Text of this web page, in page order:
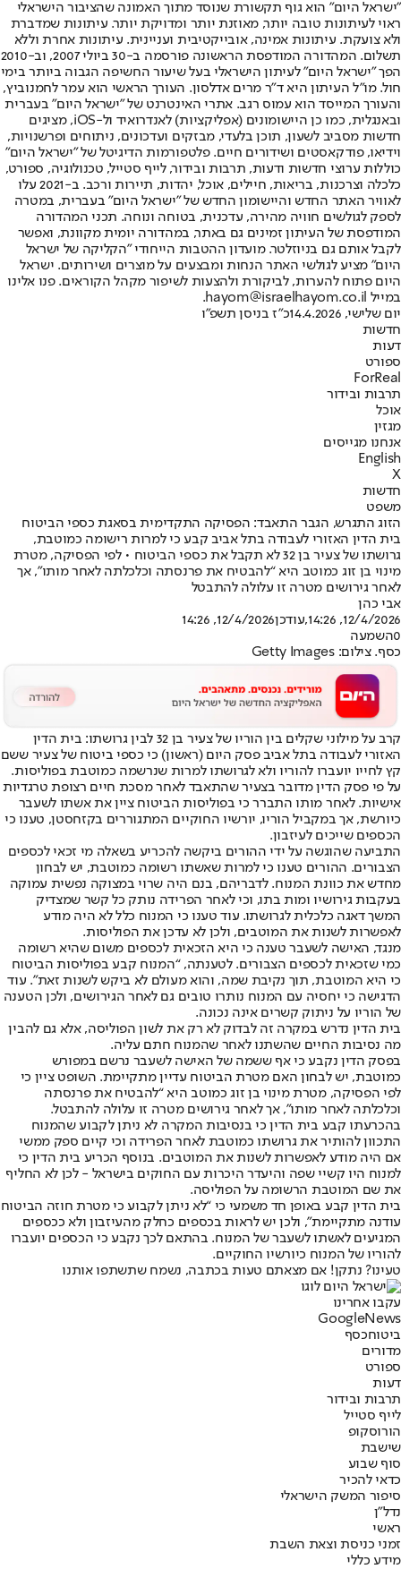
"ישראל היום" הוא גוף תקשורת שנוסד מתוך האמונה שהציבור הישראלי
ראוי לעיתונות טובה יותר, מאוזנת יותר ומדויקת יותר. עיתונות שמדברת
ולא צועקת. עיתונות אמינה, אובייקטיבית ועניינית. עיתונות אחרת וללא
תשלום. המהדורה המודפסת הראשונה פורסמה ב-30 ביולי 2007, וב-2010
הפך "ישראל היום" לעיתון הישראלי בעל שיעור החשיפה הגבוה ביותר בימי
חול. מו"ל העיתון היא ד"ר מרים אדלסון. העורך הראשי הוא עמר לחמנוביץ,
והעורך המייסד הוא עמוס רגב. אתרי האינטרנט של "ישראל היום" בעברית
ובאנגלית, כמו כן היישומונים (אפליקציות) לאנדרואיד ול-iOS, מציגים
חדשות מסביב לשעון, תוכן בלעדי, מבזקים ועדכונים, ניתוחים ופרשנויות,
וידיאו, פודקאסטים ושידורים חיים. פלטפורמות הדיגיטל של "ישראל היום"
כוללות ערוצי חדשות ודעות, תרבות ובידור, לייף סטייל, טכנולוגיה, ספורט,
כלכלה וצרכנות, בריאות, חיילים, אוכל, יהדות, תיירות ורכב. ב-2021 עלו
לאוויר האתר החדש והיישומון החדש של "ישראל היום" בעברית, במטרה
לספק לגולשים חוויה מהירה, עדכנית, בטוחה ונוחה. תכני המהדורה
המודפסת של העיתון זמינים גם באתר, במהדורה יומית מקוונת, ואפשר
לקבל אותם גם בניוזלטר. מועדון ההטבות הייחודי "הקליקה של ישראל
היום" מציע לגולשי האתר הנחות ומבצעים על מוצרים ושירותים. ישראל
היום פתוח להערות, לביקורת ולהצעות לשיפור מקהל הקוראים. פנו אלינו
במייל hayom@israelhayom.co.il.
יום שלישי, 14.4.2026
כ"ז בניסן תשפ"ו
חדשות
דעות
ספורט
ForReal
תרבות ובידור
אוכל
מגזין
אנחנו מגייסים
English
X
חדשות
משפט
הזוג התגרש, הגבר התאבד: הפסיקה התקדימית בסאגת כספי הביטוח
בית הדין האזורי לעבודה בתל אביב קבע כי למרות רישומה כמוטבת,
גרושתו של צעיר בן 32 לא תקבל את כספי הביטוח • לפי הפסיקה, מטרת
מינוי בן זוג כמוטב היא “להבטיח את פרנסתה וכלכלתה לאחר מותו”, אך
לאחר גירושים מטרה זו עלולה להתבטל
אבי כהן
12/4/2026, 14:26
,עודכן12/4/2026, 14:26
0השמעה
כסף. צילום: Getty Images
קרב על מילוני שקלים בין הוריו של צעיר בן 32 לבין גרושתו: בית הדין
האזורי לעבודה בתל אביב פסק היום (ראשון) כי כספי ביטוח של צעיר ששם
קץ לחייו יועברו להוריו ולא לגרושתו למרות שנרשמה כמוטבת בפוליסות.
על פי פסק הדין מדובר בצעיר שהתאבד לאחר מסכת חיים רצופת טרגדיות
אישיות. לאחר מותו התברר כי בפוליסות הביטוח ציין את אשתו לשעבר
כיורשת, אך במקביל הוריו, יורשיו החוקיים המתגוררים בקזחסטן, טענו כי
הכספים שייכים לעיזבון.
התביעה שהוגשה על ידי ההורים ביקשה להכריע בשאלה מי זכאי לכספים
הצבורים. ההורים טענו כי למרות שאשתו רשומה כמוטבת, יש לבחון
מחדש את כוונת המנוח. לדבריהם, בנם היה שרוי במצוקה נפשית עמוקה
בעקבות גירושיו ומות בתו, וכי לאחר הפרידה נותק כל קשר שמצדיק
המשך דאגה כלכלית לגרושתו. עוד טענו כי המנוח כלל לא היה מודע
לאפשרות לשנות את המוטבים, ולכן לא עדכן את הפוליסות.
מנגד, האישה לשעבר טענה כי היא הזכאית לכספים משום שהיא רשומה
כמי שזכאית לכספים הצבורים. לטענתה, “המנוח קבע בפוליסות הביטוח
כי היא המוטבת, תוך נקיבת שמה, והוא מעולם לא ביקש לשנות זאת”. עוד
הדגישה כי יחסיה עם המנוח נותרו טובים גם לאחר הגירושים, ולכן הטענה
של הוריו על ניתוק קשרים אינה נכונה.
בית הדין נדרש במקרה זה לבדוק לא רק את לשון הפוליסה, אלא גם להבין
מה נסיבות החיים שהשתנו לאחר שהמנוח חתם עליה.
בפסק הדין נקבע כי אף ששמה של האישה לשעבר נרשם במפורש
כמוטבת, יש לבחון האם מטרת הביטוח עדיין מתקיימת. השופט ציין כי
לפי הפסיקה, מטרת מינוי בן זוג כמוטב היא “להבטיח את פרנסתה
וכלכלתה לאחר מותו”, אך לאחר גירושים מטרה זו עלולה להתבטל.
בהכרעתו קבע בית הדין כי בנסיבות המקרה לא ניתן לקבוע שהמנוח
התכוון להותיר את גרושתו כמוטבת לאחר הפרידה וכי קיים ספק ממשי
אם היה מודע לאפשרות לשנות את המוטבים. בנוסף הכריע בית הדין כי
למנוח היו קשיי שפה והיעדר היכרות עם החוקים בישראל - לכן לא החליף
את שם המוטבת הרשומה על הפוליסה.
בית הדין קבע באופן חד משמעי כי “לא ניתן לקבוע כי מטרת חוזה הביטוח
עודנה מתקיימת”, ולכן יש לראות בכספים כחלק מהעיזבון ולא ככספים
המגיעים לאשתו לשעבר של המנוח. בהתאם לכך נקבע כי הכספים יועברו
להוריו של המנוח כיורשיו החוקיים.
טעינו? נתקן! אם מצאתם טעות בכתבה, נשמח שתשתפו אותנו
עקבו אחרינו
Googl eNews
ביטוחכסף
מדורים
ספורט
דעות
תרבות ובידור
לייף סטייל
הורוסקופ
שישבת
סוף שבוע
כדאי להכיר
סיפור המשק הישראלי
נדל"ן
ראשי
זמני כניסת וצאת השבת
מידע כללי